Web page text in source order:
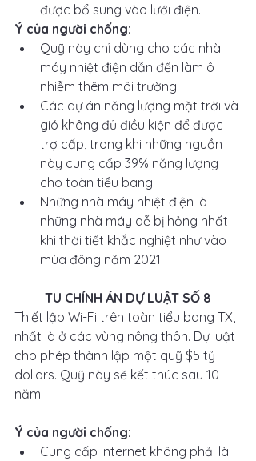
được bổ sung vào lưới điện.
Ý của người chống:
Quỹ này chỉ dùng cho các nhà
máy nhiệt điện dẫn đến làm ô
nhiễm thêm môi trường.
Các dự án năng lượng mặt trời và
gió không đủ điều kiện để được
trợ cấp, trong khi những nguồn
này cung cấp 39% năng lượng
cho toàn tiểu bang.
Những nhà máy nhiệt điện là
những nhà máy dễ bị hỏng nhất
khi thời tiết khắc nghiệt như vào
mùa đông năm 2021.
TU CHÍNH ÁN DỰ LUẬT SỐ 8
Thiết lập Wi-Fi trên toàn tiểu bang TX,
nhất là ở các vùng nông thôn. Dự luật
cho phép thành lập một quỹ $5 tỷ
dollars. Quỹ này sẽ kết thúc sau 10
năm.
Ý của người chống:
Cung cấp Internet không phải là